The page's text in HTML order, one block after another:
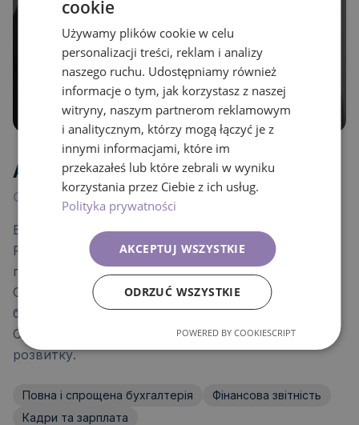
Anna Chmielowska
Співзасновниця, Бухгалтерія, фінанси, Кадри
Випускниця Професійної бізнес-школи у Кракові.
Розвивала управлінські компетенції на
післядипломних студіях Економічної академії.
Спеціалізується на комплексному веденні
бухгалтерії та кадровому обслуговуванні.
Супроводжує підприємців на кожному етапі
розвитку.
Повна і спрощена бухгалтерія
Фінансова звітність
Кадри та зарплата
cookie
Używamy plików cookie w celu
personalizacji treści, reklam i analizy
naszego ruchu. Udostępniamy również
informacje o tym, jak korzystasz z naszej
witryny, naszym partnerom reklamowym
i analitycznym, którzy mogą łączyć je z
innymi informacjami, które im
przekazałeś lub które zebrali w wyniku
korzystania przez Ciebie z ich usług.
Polityka prywatności
AKCEPTUJ WSZYSTKIE
ODRZUĆ WSZYSTKIE
POWERED BY COOKIESCRIPT